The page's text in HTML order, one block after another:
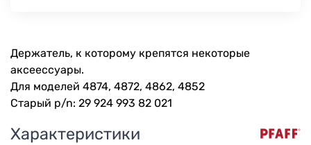
Держатель, к которому крепятся некоторые
аксеессуары.
Для моделей 4874, 4872, 4862, 4852
Старый p/n: 29 924 993 82 021
Характеристики